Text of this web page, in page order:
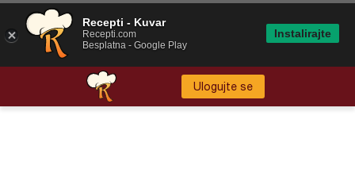
Ulogujte se
Recepti - Kuvar
Recepti.com
Besplatna - Google Play
Instalirajte